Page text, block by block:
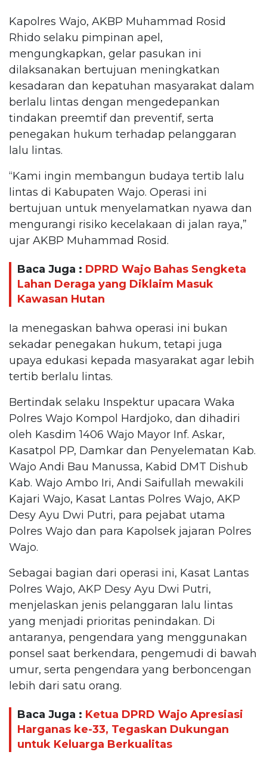
Kapolres Wajo, AKBP Muhammad Rosid
Rhido selaku pimpinan apel,
mengungkapkan, gelar pasukan ini
dilaksanakan bertujuan meningkatkan
kesadaran dan kepatuhan masyarakat dalam
berlalu lintas dengan mengedepankan
tindakan preemtif dan preventif, serta
penegakan hukum terhadap pelanggaran
lalu lintas.
“Kami ingin membangun budaya tertib lalu
lintas di Kabupaten Wajo. Operasi ini
bertujuan untuk menyelamatkan nyawa dan
mengurangi risiko kecelakaan di jalan raya,”
ujar AKBP Muhammad Rosid.
Baca Juga : DPRD Wajo Bahas Sengketa
Lahan Deraga yang Diklaim Masuk
Kawasan Hutan
Ia menegaskan bahwa operasi ini bukan
sekadar penegakan hukum, tetapi juga
upaya edukasi kepada masyarakat agar lebih
tertib berlalu lintas.
Bertindak selaku Inspektur upacara Waka
Polres Wajo Kompol Hardjoko, dan dihadiri
oleh Kasdim 1406 Wajo Mayor Inf. Askar,
Kasatpol PP, Damkar dan Penyelematan Kab.
Wajo Andi Bau Manussa, Kabid DMT Dishub
Kab. Wajo Ambo Iri, Andi Saifullah mewakili
Kajari Wajo, Kasat Lantas Polres Wajo, AKP
Desy Ayu Dwi Putri, para pejabat utama
Polres Wajo dan para Kapolsek jajaran Polres
Wajo.
Sebagai bagian dari operasi ini, Kasat Lantas
Polres Wajo, AKP Desy Ayu Dwi Putri,
menjelaskan jenis pelanggaran lalu lintas
yang menjadi prioritas penindakan. Di
antaranya, pengendara yang menggunakan
ponsel saat berkendara, pengemudi di bawah
umur, serta pengendara yang berboncengan
lebih dari satu orang.
Baca Juga : Ketua DPRD Wajo Apresiasi
Harganas ke-33, Tegaskan Dukungan
untuk Keluarga Berkualitas